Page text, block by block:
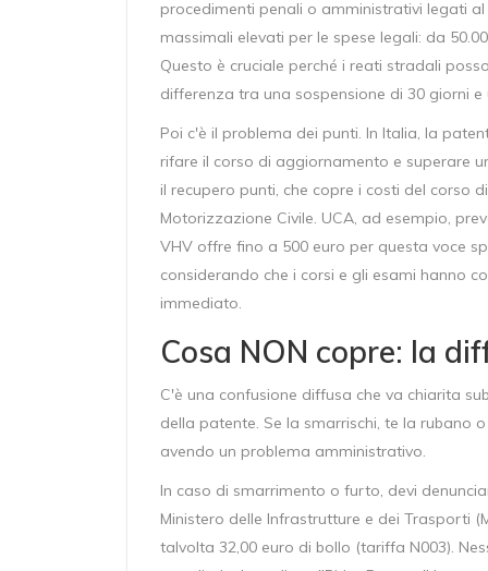
procedimenti penali o amministrativi legati
massimali elevati per le spese legali: da
Questo è cruciale perché i reati stradali
differenza tra una sospensione di 30 giorni
Poi c'è il problema dei punti. In Italia, la
rifare il corso di aggiornamento e superare
il recupero punti, che copre i costi del corso
Motorizzazione Civile. UCA, ad esempio,
VHV offre fino a 500 euro per questa voce
considerando che i corsi e gli esami hanno
immediato.
Cosa NON copre: la
C'è una confusione diffusa che va chiarita
della patente. Se la smarrischi, te la rubano
avendo un problema amministrativo.
In caso di smarrimento o furto, devi
Ministero delle Infrastrutture e dei Trasporti
talvolta 32,00 euro di bollo (tariffa N003).